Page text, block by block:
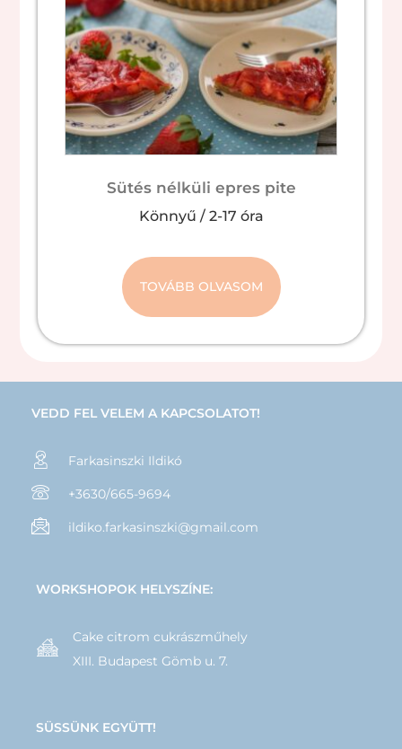
Sütés nélküli epres pite
Könnyű / 2-17 óra
TOVÁBB OLVASOM
VEDD FEL VELEM A KAPCSOLATOT!
Farkasinszki Ildikó
+3630/665-9694
ildiko.farkasinszki@gmail.com
WORKSHOPOK HELYSZÍNE:
Cake citrom cukrászműhely
XIII. Budapest Gömb u. 7.
SÜSSÜNK EGYÜTT!